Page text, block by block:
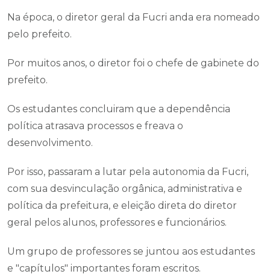
Na época, o diretor geral da Fucri anda era nomeado
pelo prefeito.
Por muitos anos, o diretor foi o chefe de gabinete do
prefeito.
Os estudantes concluiram que a dependência
política atrasava processos e freava o
desenvolvimento.
Por isso, passaram a lutar pela autonomia da Fucri,
com sua desvinculação orgânica, administrativa e
política da prefeitura, e eleição direta do diretor
geral pelos alunos, professores e funcionários.
Um grupo de professores se juntou aos estudantes
e "capítulos" importantes foram escritos.